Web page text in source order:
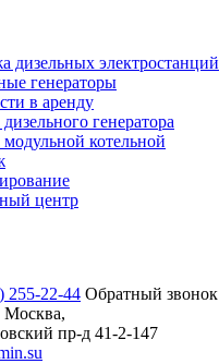
дизельных электростанций
генераторы
в аренду
генератора
котельной
центр
255-22-44 Обратный звонок
Москва,
пр-д 41-2-147